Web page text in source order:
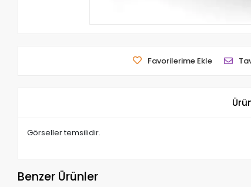
Favorilerime Ekle
Görseller temsilidir.
Benzer Ürünler